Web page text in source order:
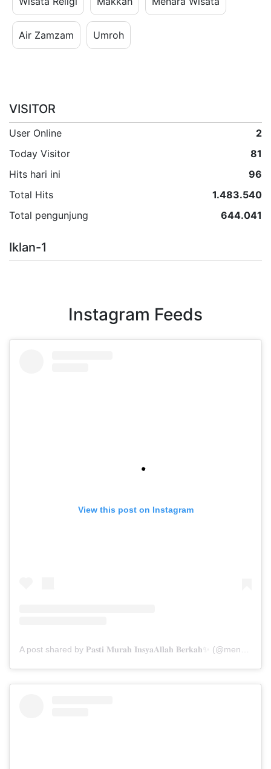
Air Zamzam Umroh
VISITOR
User Online
2
Today Visitor
81
Hits hari ini
96
Total Hits
1.483.540
Total pengunjung
644.041
Iklan-1
Instagram Feeds
View this post on Instagram